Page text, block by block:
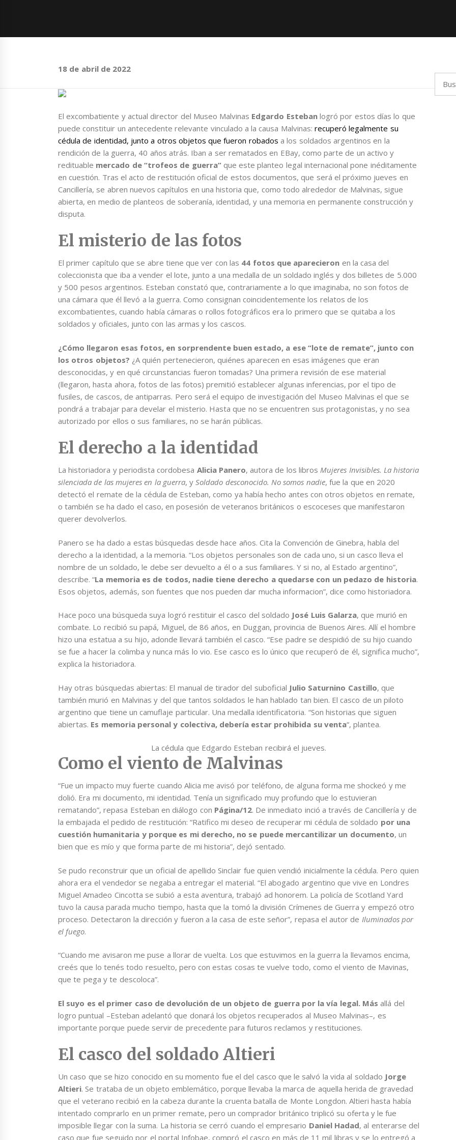
18 de abril de 2022
El excombatiente y actual director del Museo Malvinas Edgardo Estebanlogró por estos días lo que
puede constituir un antecedente relevante vinculado a la causa Malvinas: recuperó legalmente su
cédula de identidad, junto a otros objetos que fueron robados a los soldados argentinos en la
rendición de la guerra, 40 años atrás. Iban a ser rematados en EBay, como parte de un activo y
redituable mercado de “trofeos de guerra”que este planteo legal internacional pone inéditamente
en cuestión. Tras el acto de restitución oficial de estos documentos, que será el próximo jueves en
Cancillería, se abren nuevos capítulos en una historia que, como todo alrededor de Malvinas, sigue
abierta, en medio de planteos de soberanía, identidad, y una memoria en permanente construcción y
disputa.
El misterio de las fotos
El primer capítulo que se abre tiene que ver con las 44 fotos que aparecieron en la casa del
coleccionista que iba a vender el lote, junto a una medalla de un soldado inglés y dos billetes de 5.000
y 500 pesos argentinos. Esteban constató que, contrariamente a lo que imaginaba, no son fotos de
una cámara que él llevó a la guerra. Como consignan coincidentemente los relatos de los
excombatientes, cuando había cámaras o rollos fotográficos era lo primero que se quitaba a los
soldados y oficiales, junto con las armas y los cascos.
¿Cómo llegaron esas fotos, en sorprendente buen estado, a ese “lote de remate”, junto con
los otros objetos? ¿A quién pertenecieron, quiénes aparecen en esas imágenes que eran
desconocidas, y en qué circunstancias fueron tomadas? Una primera revisión de ese material
(llegaron, hasta ahora, fotos de las fotos) premitió establecer algunas inferencias, por el tipo de
fusiles, de cascos, de antiparras. Pero será el equipo de investigación del Museo Malvinas el que se
pondrá a trabajar para develar el misterio. Hasta que no se encuentren sus protagonistas, y no sea
autorizado por ellos o sus familiares, no se harán públicas.
El derecho a la identidad
La historiadora y periodista cordobesa Alicia Panero, autora de los librosMujeres Invisibles. La historia
silenciada de las mujeres en la guerra, ySoldado desconocido. No somos nadie, fue la que en 2020
detectó el remate de la cédula de Esteban, como ya había hecho antes con otros objetos en remate,
o también se ha dado el caso, en posesión de veteranos británicos o escoceses que manifestaron
querer devolverlos.
Panero se ha dado a estas búsquedas desde hace años. Cita la Convención de Ginebra, habla del
derecho a la identidad, a la memoria. “Los objetos personales son de cada uno, si un casco lleva el
nombre de un soldado, le debe ser devuelto a él o a sus familiares. Y si no, al Estado argentino”,
describe. “La memoria es de todos, nadie tiene derecho a quedarse con un pedazo de historia.
Esos objetos, además, son fuentes que nos pueden dar mucha informacion”, dice como historiadora.
Hace poco una búsqueda suya logró restituir el casco del soldado José Luis Galarza, que murió en
combate. Lo recibió su papá, Miguel, de 86 años, en Duggan, provincia de Buenos Aires. Allí el hombre
hizo una estatua a su hijo, adonde llevará también el casco. “Ese padre se despidió de su hijo cuando
se fue a hacer la colimba y nunca más lo vio. Ese casco es lo único que recuperó de él, significa mucho”,
explica la historiadora.
Hay otras búsquedas abiertas: El manual de tirador del suboficial Julio Saturnino Castillo, que
también murió en Malvinas y del que tantos soldados le han hablado tan bien. El casco de un piloto
argentino que tiene un camuflaje particular. Una medalla identificatoria. “Son historias que siguen
abiertas. Es memoria personal y colectiva, debería estar prohibida su venta“, plantea.
La cédula que Edgardo Esteban recibirá el jueves.
Como el viento de Malvinas
“Fue un impacto muy fuerte cuando Alicia me avisó por teléfono, de alguna forma me shockeó y me
dolió. Era mi documento, mi identidad. Tenía un significado muy profundo que lo estuvieran
rematando”, repasa Esteban en diálogo con Página/12. De inmediato inció a través de Cancillería y de
la embajada el pedido de restitución: “Ratifico mi deseo de recuperar mi cédula de soldado por una
cuestión humanitaria y porque es mi derecho, no se puede mercantilizar un documento, un
bien que es mío y que forma parte de mi historia”, dejó sentado.
Se pudo reconstruir que un oficial de apellido Sinclair fue quien vendió inicialmente la cédula. Pero quien
ahora era el vendedor se negaba a entregar el material. “El abogado argentino que vive en Londres
Miguel Amadeo Cincotta se subió a esta aventura, trabajó ad honorem. La policía de Scotland Yard
tuvo la causa parada mucho tiempo, hasta que la tomó la división Crímenes de Guerra y empezó otro
proceso. Detectaron la dirección y fueron a la casa de este señor”, repasa el autor de Iluminados por
el fuego.
“Cuando me avisaron me puse a llorar de vuelta. Los que estuvimos en la guerra la llevamos encima,
creés que lo tenés todo resuelto, pero con estas cosas te vuelve todo, como el viento de Mavinas,
que te pega y te descoloca”.
El suyo es el primer caso de devolución de un objeto de guerra por la vía legal. Más allá del
logro puntual –Esteban adelantó que donará los objetos recuperados al Museo Malvinas–, es
importante porque puede servir de precedente para futuros reclamos y restituciones.
El casco del soldado Altieri
Un caso que se hizo conocido en su momento fue el del casco que le salvó la vida al soldado Jorge
Altieri. Se trataba de un objeto emblemático, porque llevaba la marca de aquella herida de gravedad
que el veterano recibió en la cabeza durante la cruenta batalla de Monte Longdon. Altieri hasta había
intentado comprarlo en un primer remate, pero un comprador británico triplicó su oferta y le fue
imposible llegar con la suma. La historia se cerró cuando el empresario Daniel Hadad, al enterarse del
caso que fue seguido por el portal Infobae, compró el casco en más de 11 mil libras y se lo entregó a